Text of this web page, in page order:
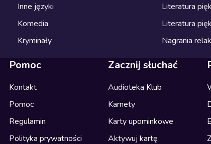
Inne języki
Komedia
Kryminały
Literatura
Literatura
Nagrania
Pomoc
Kontakt
Pomoc
Regulamin
Polityka prywatności
Zacznij słuchać
Audioteka Klub
Karnety
Karty upominkowe
Aktywuj kartę